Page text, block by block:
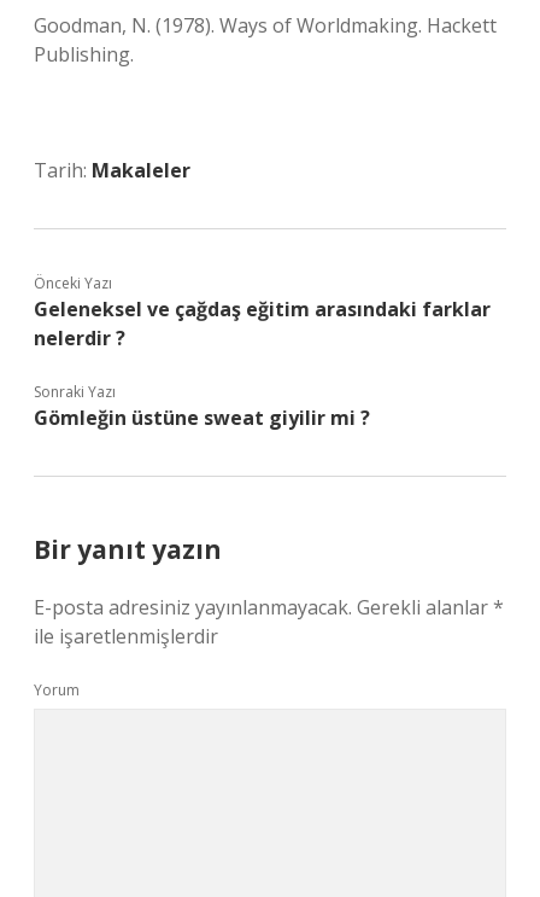
Goodman, N. (1978). Ways of Worldmaking. Hackett
Publishing.
Tarih: Makaleler
Önceki Yazı
Geleneksel ve çağdaş eğitim arasındaki farklar
nelerdir ?
Sonraki Yazı
Gömleğin üstüne sweat giyilir mi ?
Bir yanıt yazın
E-posta adresiniz yayınlanmayacak. Gerekli alanlar*
ile işaretlenmişlerdir
Yorum